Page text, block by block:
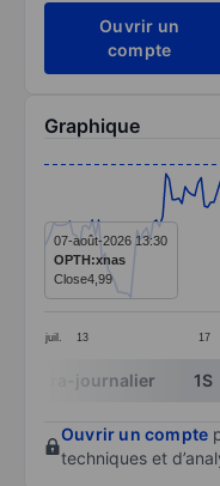
Ouvrir un
compte
Graphique
Line chart with
The chart has 1 X
The chart has 1 Y
juil. 13 17
07-août-2026 13:30
OPTH:xnas
Close4,99
End of interactive
Intra-journalier 1S
Ouvrir un compte
techniques et